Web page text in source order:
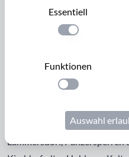
Venngebiet im
"Dorfrundgang
Startpunkt: Kirchstraße 47a,
der großen Straße (auch
abzweigt Das gibt es
Lammersdorf, Panzersperren
Essentiell
Einstellung
Funktionen
Einstellung
Auswahl